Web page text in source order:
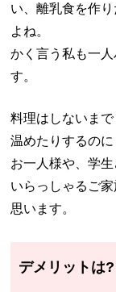
い、離乳食を作
よね。
かく言う私も一
す。
料理はしないま
温めたりするのに
お一人様や、学
いらっしゃるご
思います。
デメリットは?